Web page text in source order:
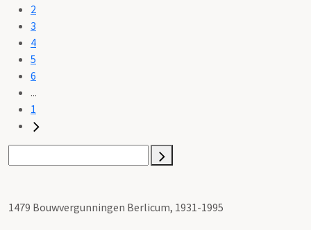
2
3
4
5
6
...
1
1479 Bouwvergunningen Berlicum, 1931-1995